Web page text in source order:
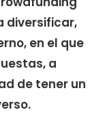
diversificar,
en el que
a
de tener un